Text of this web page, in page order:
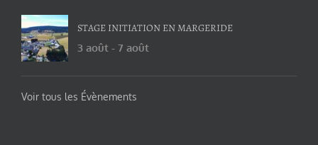
STAGE INITIATION EN MARGERIDE
3 août - 7 août
Voir tous les Évènements